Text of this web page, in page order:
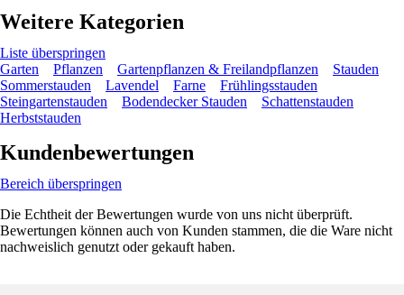
Weitere Kategorien
Liste überspringen
Garten
Pflanzen Gartenpflanzen & Freilandpflanzen
Stauden
Sommerstauden
Lavendel Farne
Frühlingsstauden
Steingartenstauden
Bodendecker Stauden
Schattenstauden
Herbststauden
Kundenbewertungen
Bereich überspringen
Die Echtheit der Bewertungen wurde von uns nicht überprüft.
Bewertungen können auch von Kunden stammen, die die Ware nicht
nachweislich genutzt oder gekauft haben.